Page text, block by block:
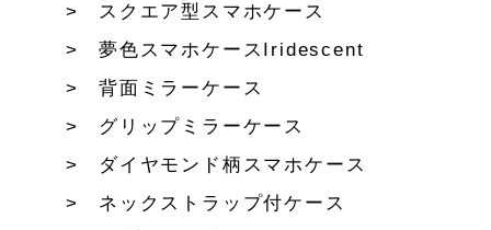
スクエア型スマホケース
夢色スマホケースIridescent
背面ミラーケース
グリップミラーケース
ダイヤモンド柄スマホケース
ネックストラップ付ケース